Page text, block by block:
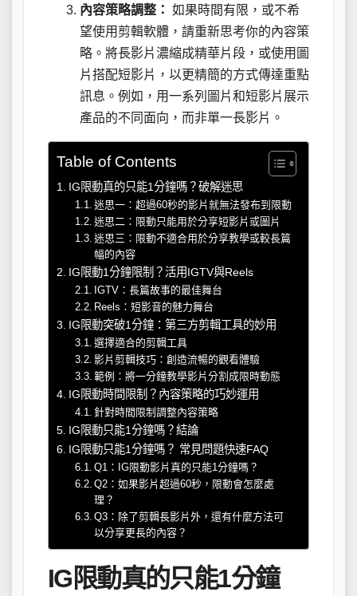
內容策略調整： 如果時間有限，或不希
望使用剪輯軟體，請重新思考你的內容策
略。將長影片濃縮成精華片段，或使用圖
片搭配短影片，以更精簡的方式傳達重點
訊息。例如，用一系列圖片和短影片展示
產品的不同面向，而非單一長影片。
Table of Contents
IG限動真的只能1分鐘嗎？破解迷思
迷思一：超過60秒的影片就無法發布到限動
迷思二：限動只能用於分享短影片或圖片
迷思三：限動不適合用於分享教學或較長篇
幅的內容
IG限動1分鐘限制？活用IGTV與Reels
IGTV：長篇故事的最佳舞台
Reels：短影音的魅力舞台
IG限動突破1分鐘：第三方剪輯工具的妙用
選擇適合的剪輯工具
影片剪輯技巧：創造流暢的觀看體驗
範例：將一分鐘教學影片分割成限時動態
IG限動時間限制？內容策略的巧妙運用
針對時間限制調整內容策略
IG限動只能1分鐘嗎？結論
IG限動只能1分鐘嗎？ 常見問題快速FAQ
Q1：IG限動影片真的只能1分鐘嗎？
Q2：如果影片超過60秒，限動會怎麼處
理？
Q3：除了剪輯長影片外，還有什麼方法可
以分享更長的內容？
IG限動真的只能1分鐘